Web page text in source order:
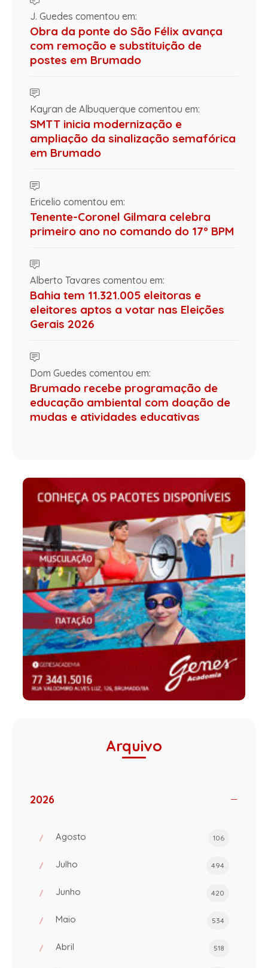
J. Guedes comentou em:
Obra da ponte do São Félix avança
com remoção e substituição de
postes em Brumado
Kayran de Albuquerque comentou em:
SMTT inicia modernização e
ampliação da sinalização semafórica
em Brumado
Ericelio comentou em:
Tenente-Coronel Gilmara celebra
primeiro ano no comando do 17º BPM
Alberto Tavares comentou em:
Bahia tem 11.321.005 eleitoras e
eleitores aptos a votar nas Eleições
Gerais 2026
Dom Guedes comentou em:
Brumado recebe programação de
educação ambiental com doação de
mudas e atividades educativas
Arquivo
2026
Agosto 106
Julho 494
Junho 420
Maio 534
Abril 518